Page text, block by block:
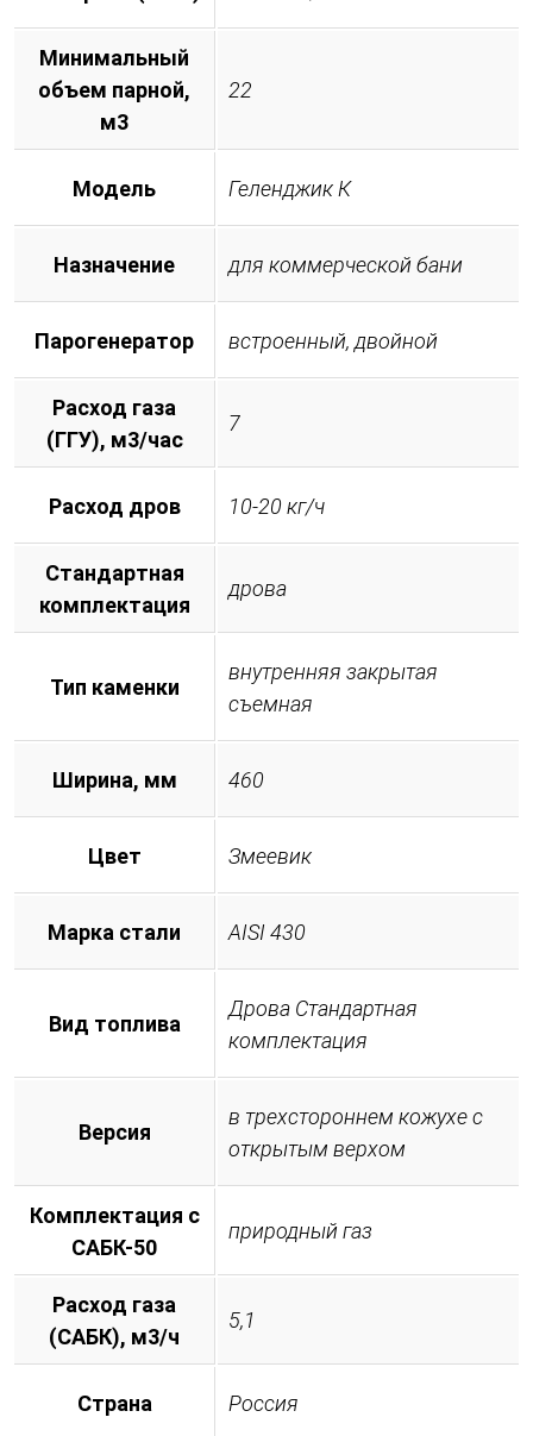
Минимальный
объем парной,
м3
22
Модель Геленджик К
Назначение для коммерческой бани
Парогенератор встроенный, двойной
Расход газа
(ГГУ), м3/час
7
Расход дров 10-20 кг/ч
Стандартная
комплектация
дрова
Тип каменки
внутренняя закрытая
съемная
Ширина, мм 460
Цвет Змеевик
Марка стали AISI 430
Вид топлива
Дрова Стандартная
комплектация
Версия
в трехстороннем кожухе с
открытым верхом
Комплектация с
САБК-50
природный газ
Расход газа
(САБК), м3/ч
5,1
Страна Россия